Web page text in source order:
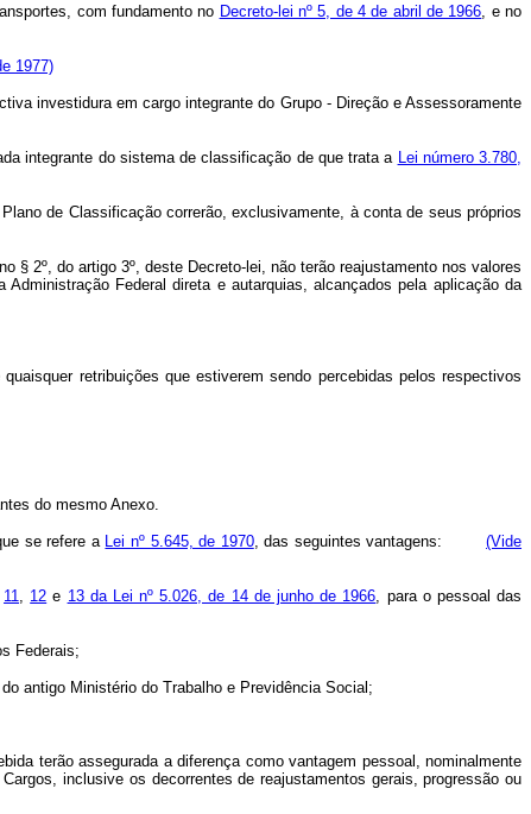
com fundamento no Decreto-lei nº 5, de 4 de abril de 1966 , e no
1977)
investidura em cargo integrante do Grupo - Direção e Assessoramente
integrante do sistema de classificação de que trata a
Lei número 3.780,
de Classificação correrão, exclusivamente, à conta de seus próprios
§ 2º, do artigo 3º, deste Decreto-lei, não terão reajustamento nos valores
Federal direta e autarquias, alcançados pela aplicação da
retribuições que estiverem sendo percebidas pelos respectivos
do mesmo Anexo.
se refere a Lei nº 5.645, de 1970, das seguintes vantagens:(Vide
11 12 e 13 da Lei nº 5.026, de 14 de junho de 1966 , para o pessoal das
Federais;
antigo Ministério do Trabalho e Previdência Social;
terão assegurada a diferença como vantagem pessoal, nominalmente
inclusive os decorrentes de reajustamentos gerais, progressão ou